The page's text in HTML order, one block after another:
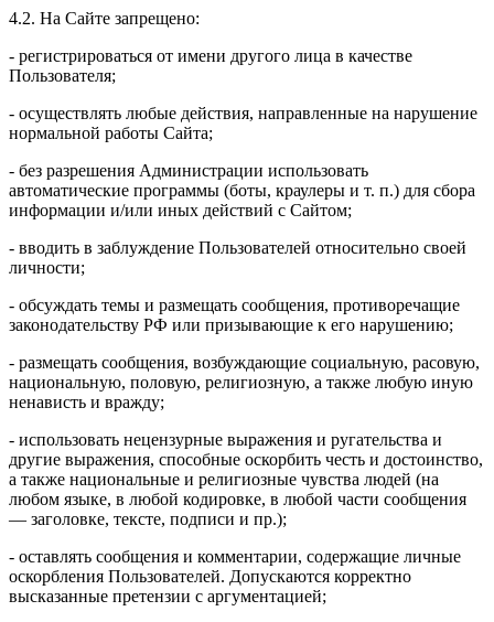
4.2. На Сайте запрещено:
- регистрироваться от имени другого лица в качестве
Пользователя;
- осуществлять любые действия, направленные на нарушение
нормальной работы Сайта;
- без разрешения Администрации использовать
автоматические программы (боты, краулеры и т. п.) для сбора
информации и/или иных действий с Сайтом;
- вводить в заблуждение Пользователей относительно своей
личности;
- обсуждать темы и размещать сообщения, противоречащие
законодательству РФ или призывающие к его нарушению;
- размещать сообщения, возбуждающие социальную, расовую,
национальную, половую, религиозную, а также любую иную
ненависть и вражду;
- использовать нецензурные выражения и ругательства и
другие выражения, способные оскорбить честь и достоинство,
а также национальные и религиозные чувства людей (на
любом языке, в любой кодировке, в любой части сообщения
— заголовке, тексте, подписи и пр.);
- оставлять сообщения и комментарии, содержащие личные
оскорбления Пользователей. Допускаются корректно
высказанные претензии с аргументацией;